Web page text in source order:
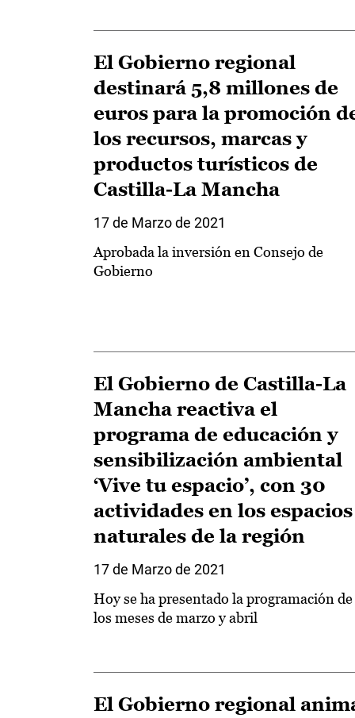
El Gobierno regional
destinará 5,8 millones de
euros para la promoción
los recursos, marcas y
productos turísticos de
Castilla-La Mancha
17 de Marzo de 2021
Aprobada la inversión en Consejo de
Gobierno
El Gobierno de Castilla-La
Mancha reactiva el
programa de educación y
sensibilización ambiental
‘Vive tu espacio’, con 30
actividades en los espacios
naturales de la región
17 de Marzo de 2021
Hoy se ha presentado la programación de
los meses de marzo y abril
El Gobierno regional